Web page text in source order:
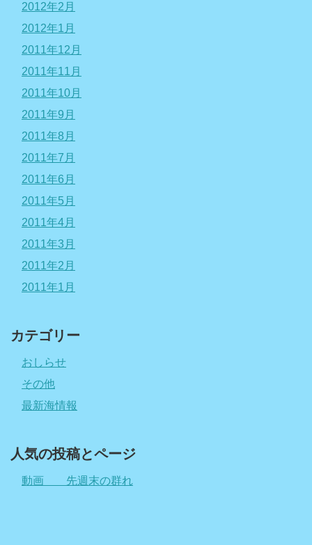
2012年2月
2012年1月
2011年12月
2011年11月
2011年10月
2011年9月
2011年8月
2011年7月
2011年6月
2011年5月
2011年4月
2011年3月
2011年2月
2011年1月
カテゴリー
おしらせ
その他
最新海情報
人気の投稿とページ
動画 先週末の群れ